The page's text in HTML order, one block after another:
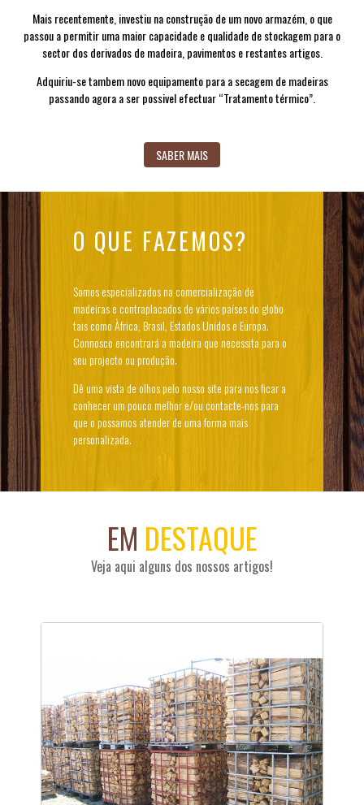
Mais recentemente, investiu na construção de um novo armazém, o que
passou a permitir uma maior capacidade e qualidade de stockagem para o
sector dos derivados de madeira, pavimentos e restantes artigos.
Adquiriu-se tambem novo equipamento para a secagem de madeiras
passando agora a ser possivel efectuar “Tratamento térmico”.
SABER MAIS
O QUE FAZEMOS?
Somos especializados na comercialização de
madeiras e contraplacados de vários países do globo
tais como Àfrica, Brasil, Estados Unidos e Europa.
Connosco encontrará a madeira que necessita para o
seu projecto ou produção.
Dê uma vista de olhos pelo nosso site para nos ficar a
conhecer um pouco melhor e/ou contacte-nos para
que o possamos atender de uma forma mais
personalizada.
EM DESTAQUE
Veja aqui alguns dos nossos artigos!